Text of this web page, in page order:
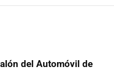
del Automóvil de